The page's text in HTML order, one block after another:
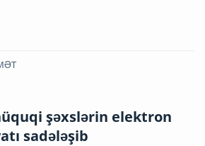
şəxslərin elektron
sadələşib